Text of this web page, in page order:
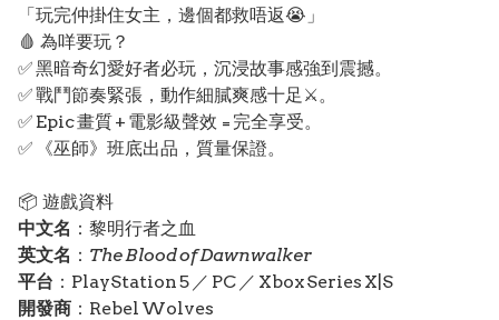
「玩完仲掛住女主，邊個都救唔返😭」
🩸 為咩要玩？
✅ 黑暗奇幻愛好者必玩，沉浸故事感強到震撼。
✅ 戰鬥節奏緊張，動作細膩爽感十足⚔️。
✅ Epic 畫質 + 電影級聲效 = 完全享受。
✅ 《巫師》班底出品，質量保證。
📦 遊戲資料
中文名 ：黎明行者之血
英文名 ： The Blood of Dawnwalker
平台 ：PlayStation 5 ／ PC ／ Xbox Series X|S
開發商 ：Rebel Wolves